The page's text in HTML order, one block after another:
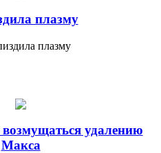
плазму
удалению
Макса